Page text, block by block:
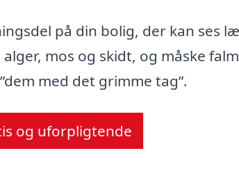
på din bolig, der kan ses
mos og skidt, og måske
med det grimme tag”.
og uforpligtende